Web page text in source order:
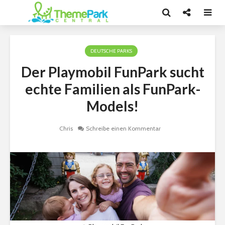
DEUTSCHE PARKS
Der Playmobil FunPark sucht
echte Familien als FunPark-
Models!
Chris Schreibe einen Kommentar